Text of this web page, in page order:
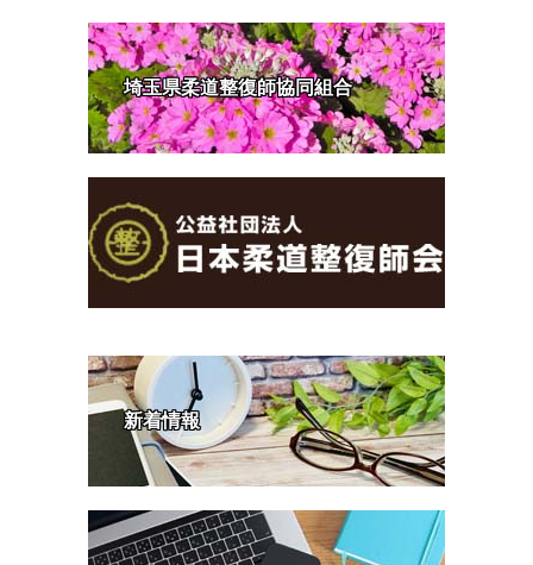
埼玉県柔道整復師協同組合
新着情報